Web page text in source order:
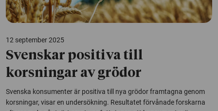
12 september 2025
Svenskar positiva till
korsningar av grödor
Svenska konsumenter är positiva till nya grödor framtagna genom
korsningar, visar en undersökning. Resultatet förvånade forskarna